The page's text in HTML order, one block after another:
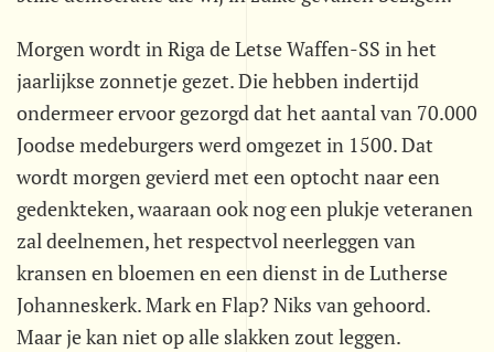
Morgen wordt in Riga de Letse Waffen-SS in het
jaarlijkse zonnetje gezet. Die hebben indertijd
ondermeer ervoor gezorgd dat het aantal van 70.000
Joodse medeburgers werd omgezet in 1500. Dat
wordt morgen gevierd met een optocht naar een
gedenkteken, waaraan ook nog een plukje veteranen
zal deelnemen, het respectvol neerleggen van
kransen en bloemen en een dienst in de Lutherse
Johanneskerk. Mark en Flap? Niks van gehoord.
Maar je kan niet op alle slakken zout leggen.